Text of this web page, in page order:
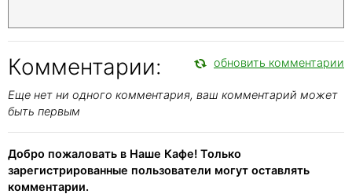
Комментарии: обновить комментарии
Еще нет ни одного комментария, ваш комментарий может
быть первым
Добро пожаловать в Наше Кафе! Только
зарегистрированные пользователи могут оставлять
комментарии.